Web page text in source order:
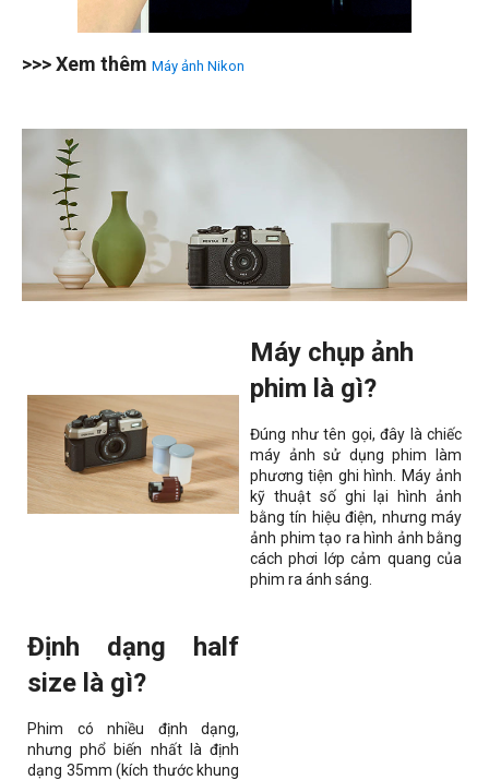
>>> Xem thêm Máy ảnh Nikon
Máy chụp ảnh
phim là gì?
Đúng như tên gọi, đây là chiếc
máy ảnh sử dụng phim làm
phương tiện ghi hình. Máy ảnh
kỹ thuật số ghi lại hình ảnh
bằng tín hiệu điện, nhưng máy
ảnh phim tạo ra hình ảnh bằng
cách phơi lớp cảm quang của
phim ra ánh sáng.
Định dạng half
size là gì?
Phim có nhiều định dạng,
nhưng phổ biến nhất là định
dạng 35mm (kích thước khung